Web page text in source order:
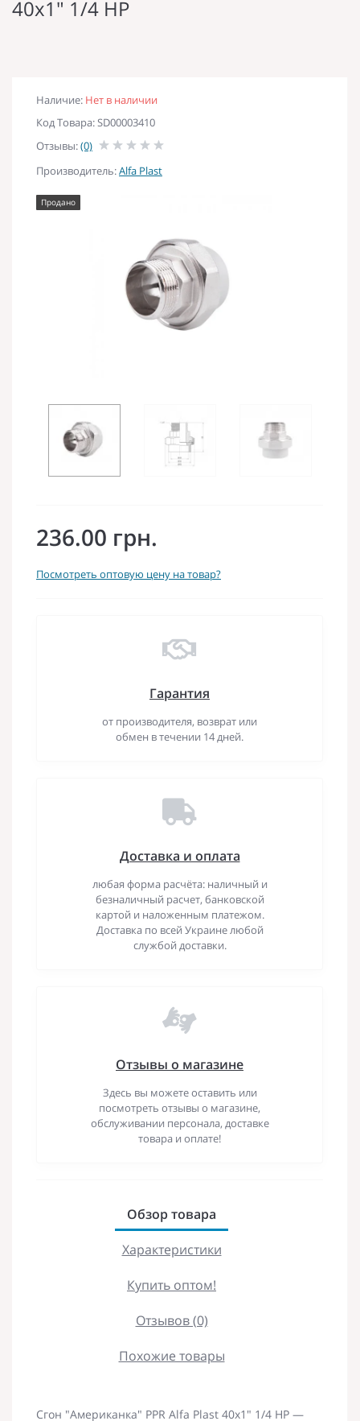
40х1" 1/4 НР
Наличие: Нет в наличии
Код Товара: SD00003410
Отзывы:(0)
Производитель:Alfa Plast
Продано
236.00 грн.
Посмотреть оптовую цену на товар?
Гарантия
от производителя, возврат или
обмен в течении 14 дней.
Доставка и оплата
любая форма расчёта: наличный и
безналичный расчет, банковской
картой и наложенным платежом.
Доставка по всей Украине любой
службой доставки.
Отзывы о магазине
Здесь вы можете оставить или
посмотреть отзывы о магазине,
обслуживании персонала, доставке
товара и оплате!
Обзор товара
Характеристики
Купить оптом!
Отзывов (0)
Похожие товары
Сгон "Американка" PPR Alfa Plast 40х1" 1/4 НР —